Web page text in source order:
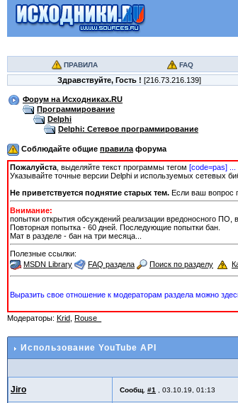
ПРАВИЛА FAQ
Здравствуйте, Гость ! [216.73.216.139]
Форум на Исходниках.RU
Программирование
Delphi
Delphi: Сетевое программирование
Соблюдайте общие правилафорума
Пожалуйста , выделяйте текст программы тегом [сode=pas] ...
Указывайте точные версии Delphi и используемых сетевых
Не приветствуется поднятие старых тем. Если ваш вопрос
Внимание:
попытки открытия обсуждений реализации вредоносного
Повторная попытка - 60 дней. Последующие попытки бан.
Мат в разделе - бан на три месяца...
Полезные ссылки:
MSDN Library
FAQ раздела Поиск по разделу
Выразить свое отношение к модераторам раздела можно
Модераторы: Krid Rouse_
Использование YouTube API
Jiro Сообщ. #1 03.10.19, 01:13